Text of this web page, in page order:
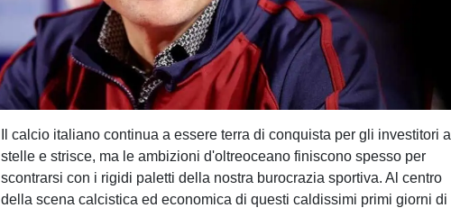
Il calcio italiano continua a essere terra di conquista per gli investitori a
stelle e strisce, ma le ambizioni d'oltreoceano finiscono spesso per
scontrarsi con i rigidi paletti della nostra burocrazia sportiva. Al centro
della scena calcistica ed economica di questi caldissimi primi giorni di